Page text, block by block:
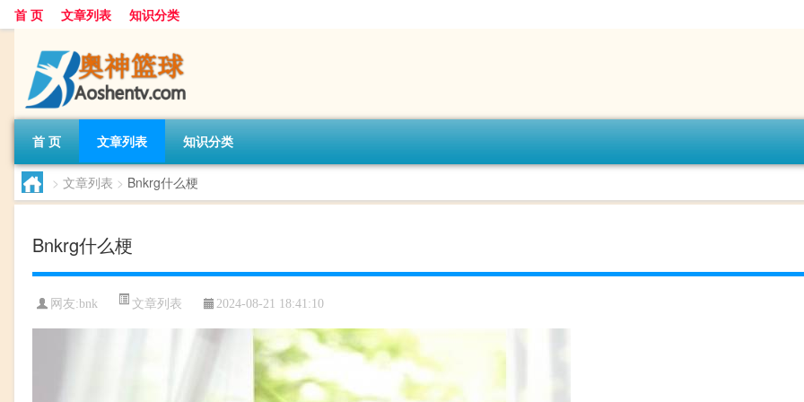
首 页 文章列表 知识分类
首 页 文章列表 知识分类
> 文章列表 > Bnkrg什么梗
Bnkrg什么梗
网友:bnk 文章列表 2024-08-21 18:41:10